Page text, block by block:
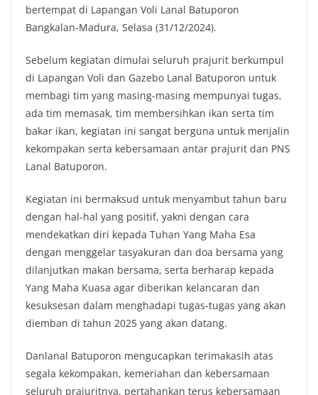
bertempat di Lapangan Voli Lanal Batuporon
Bangkalan-Madura, Selasa (31/12/2024).
Sebelum kegiatan dimulai seluruh prajurit berkumpul
di Lapangan Voli dan Gazebo Lanal Batuporon untuk
membagi tim yang masing-masing mempunyai tugas,
ada tim memasak, tim membersihkan ikan serta tim
bakar ikan, kegiatan ini sangat berguna untuk menjalin
kekompakan serta kebersamaan antar prajurit dan PNS
Lanal Batuporon.
Kegiatan ini bermaksud untuk menyambut tahun baru
dengan hal-hal yang positif, yakni dengan cara
mendekatkan diri kepada Tuhan Yang Maha Esa
dengan menggelar tasyakuran dan doa bersama yang
dilanjutkan makan bersama, serta berharap kepada
Yang Maha Kuasa agar diberikan kelancaran dan
kesuksesan dalam menghadapi tugas-tugas yang akan
diemban di tahun 2025 yang akan datang.
Danlanal Batuporon mengucapkan terimakasih atas
segala kekompakan, kemeriahan dan kebersamaan
seluruh prajuritnya, pertahankan terus kebersamaan